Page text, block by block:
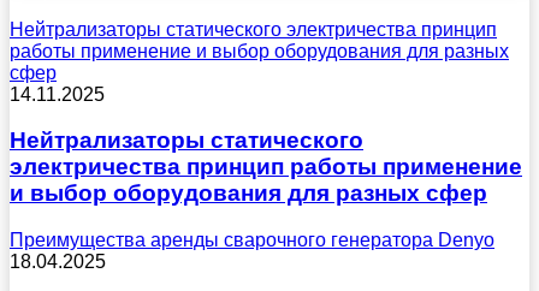
Нейтрализаторы статического электричества принцип
работы применение и выбор оборудования для разных
сфер
14.11.2025
Нейтрализаторы статического
электричества принцип работы применение
и выбор оборудования для разных сфер
Преимущества аренды сварочного генератора Denyo
18.04.2025